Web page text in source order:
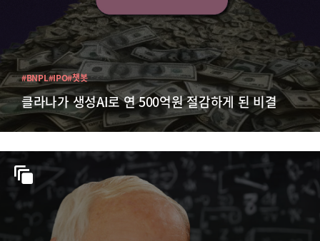
클라나가 생성AI로 연 500억원 절감하게 된 비결
#BNPL#IPO#챗봇